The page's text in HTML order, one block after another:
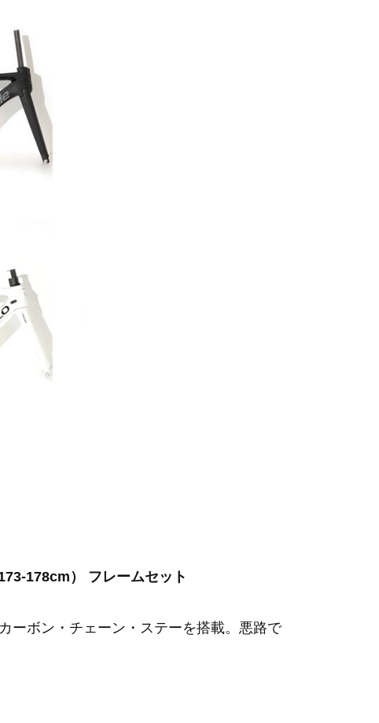
178cm） フレームセット
ーボン・チェーン・ステーを搭載。悪路で